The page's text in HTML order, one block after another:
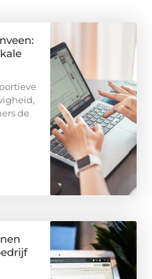
de